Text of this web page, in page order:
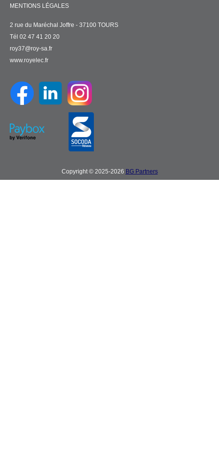
MENTIONS LÉGALES
2 rue du Maréchal Joffre - 37100 TOURS
Tél 02 47 41 20 20
roy37@roy-sa.fr
www.royelec.fr
Copyright © 2025-2026 BG Partners